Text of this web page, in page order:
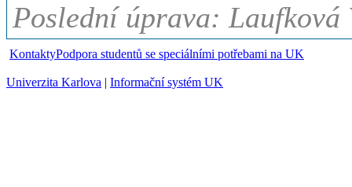
Poslední úprava:
KontaktyPodpora studentů se speciálními potřebami na UK
Univerzita Karlova | Informační systém UK